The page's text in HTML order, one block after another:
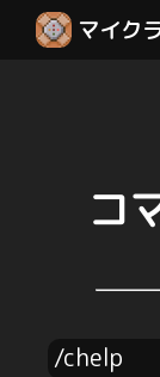
マイク
コ
/chelp